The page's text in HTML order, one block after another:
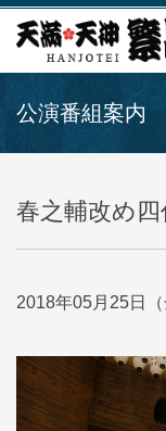
公演番組案内
春之輔改め
2018年05月25日（